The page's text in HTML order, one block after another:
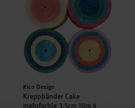
Hersteller:
Rico Design
Kreppbänder Cake
mehrfarbig 3,5cm 10m 4